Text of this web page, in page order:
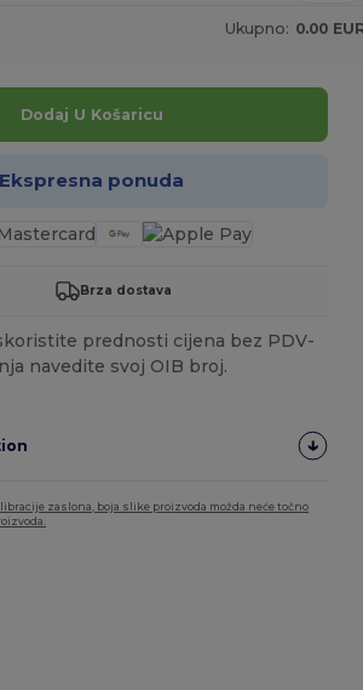
Ukupno: 0.00
Dodaj U Košaricu
Ekspresna ponuda
Brza dostava
prednosti cijena bez PDV-
navedite svoj OIB broj.
zaslona, boja slike proizvoda možda neće točno